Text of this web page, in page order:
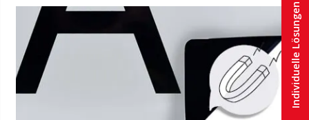
Individuelle Lösungen